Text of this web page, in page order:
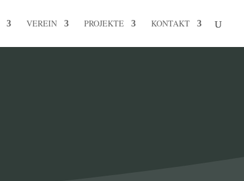
VEREIN PROJEKTE KONTAKT